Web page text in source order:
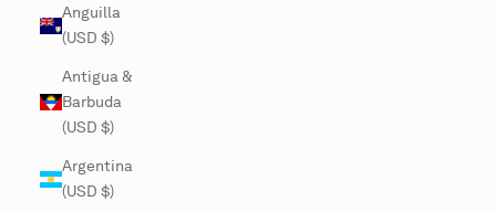
Anguilla
(USD $)
Antigua &
Barbuda
(USD $)
Argentina
(USD $)